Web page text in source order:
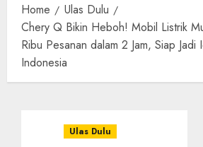
Home
Ulas Dulu
Chery Q Bikin Heboh! Mobil Listrik
Ribu Pesanan dalam 2 Jam, Siap Jadi
Indonesia
Ulas Dulu